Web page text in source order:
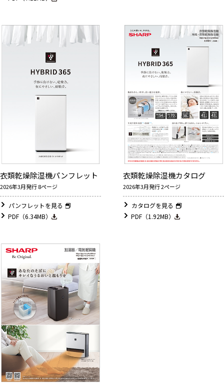
衣類乾燥除湿機パンフレット
2026年3月発行 8ページ
パンフレットを見る
PDF（6.34MB）
衣類乾燥除湿機カタログ
2026年3月発行 2ページ
カタログを見る
PDF（1.92MB）